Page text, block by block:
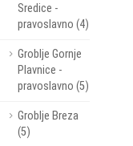
Sredice -
pravoslavno (4)
Groblje Gornje
Plavnice -
pravoslavno (5)
Groblje Breza
(5)